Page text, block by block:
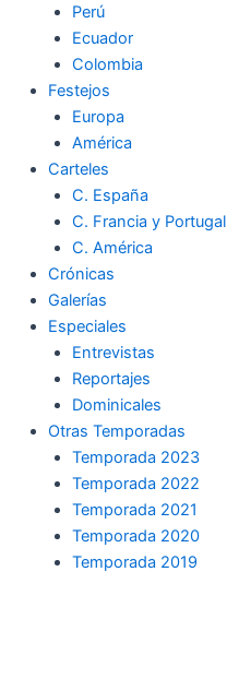
Perú
Ecuador
Colombia
Festejos
Europa
América
Carteles
C. España
C. Francia y Portugal
C. América
Crónicas
Galerías
Especiales
Entrevistas
Reportajes
Dominicales
Otras Temporadas
Temporada 2023
Temporada 2022
Temporada 2021
Temporada 2020
Temporada 2019